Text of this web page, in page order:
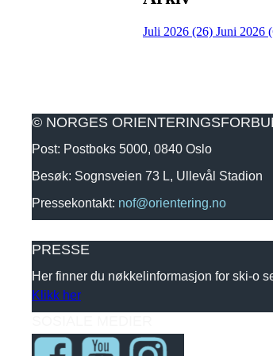
Juli 2026 (26) Juni 2026
© NORGES
Post: Postboks 5000, 0840 Oslo
Besøk: Sognsveien 73 L, Ullevål Stadion
Pressekontakt: nof@orientering.no
PRESSE
Her finner du nøkkelinformasjon for ski-o
Klikk her